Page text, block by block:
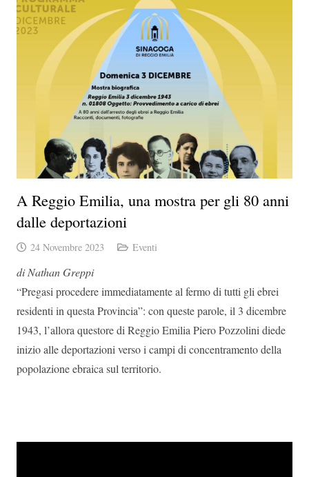
A Reggio Emilia, una mostra per gli 80 anni
dalle deportazioni
24 Novembre 2023 Eventi
di Nathan Greppi
“Pregasi procedere immediatamente al fermo di tutti gli ebrei
residenti in questa Provincia”: con queste parole, il 3 dicembre
1943, l’allora questore di Reggio Emilia Piero Pozzolini diede
inizio alle deportazioni verso i campi di concentramento della
popolazione ebraica sul territorio.